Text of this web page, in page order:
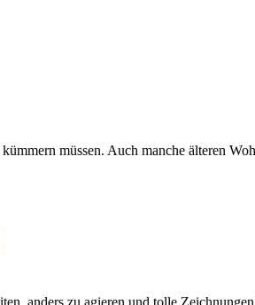
müssen. Auch manche älteren
anders zu agieren und tolle